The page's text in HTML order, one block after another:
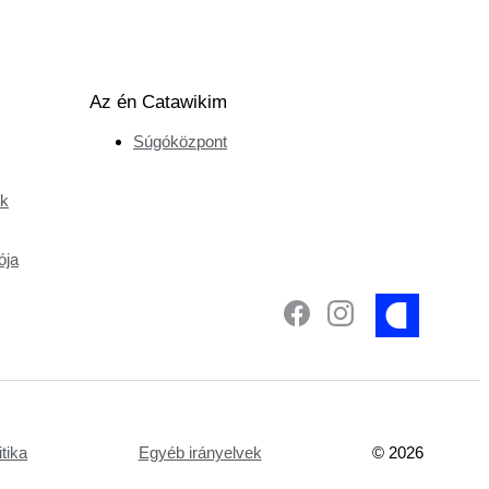
Az én Catawikim
Súgóközpont
Egyéb irányelvek © 2026